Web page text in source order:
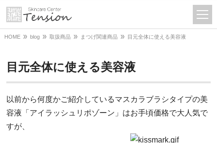
HOME blog 取扱商品 まつげ関連商品 目元全体に使える美容液
目元全体に使える美容液
以前から何度かご紹介しているマスカラブラシタイプの美
容液「アイラッシュリポゾーン」はお手頃価格で大人気で
すが、